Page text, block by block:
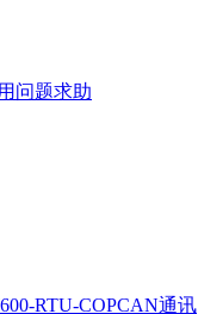
问题求助
RTU-COPCAN通讯